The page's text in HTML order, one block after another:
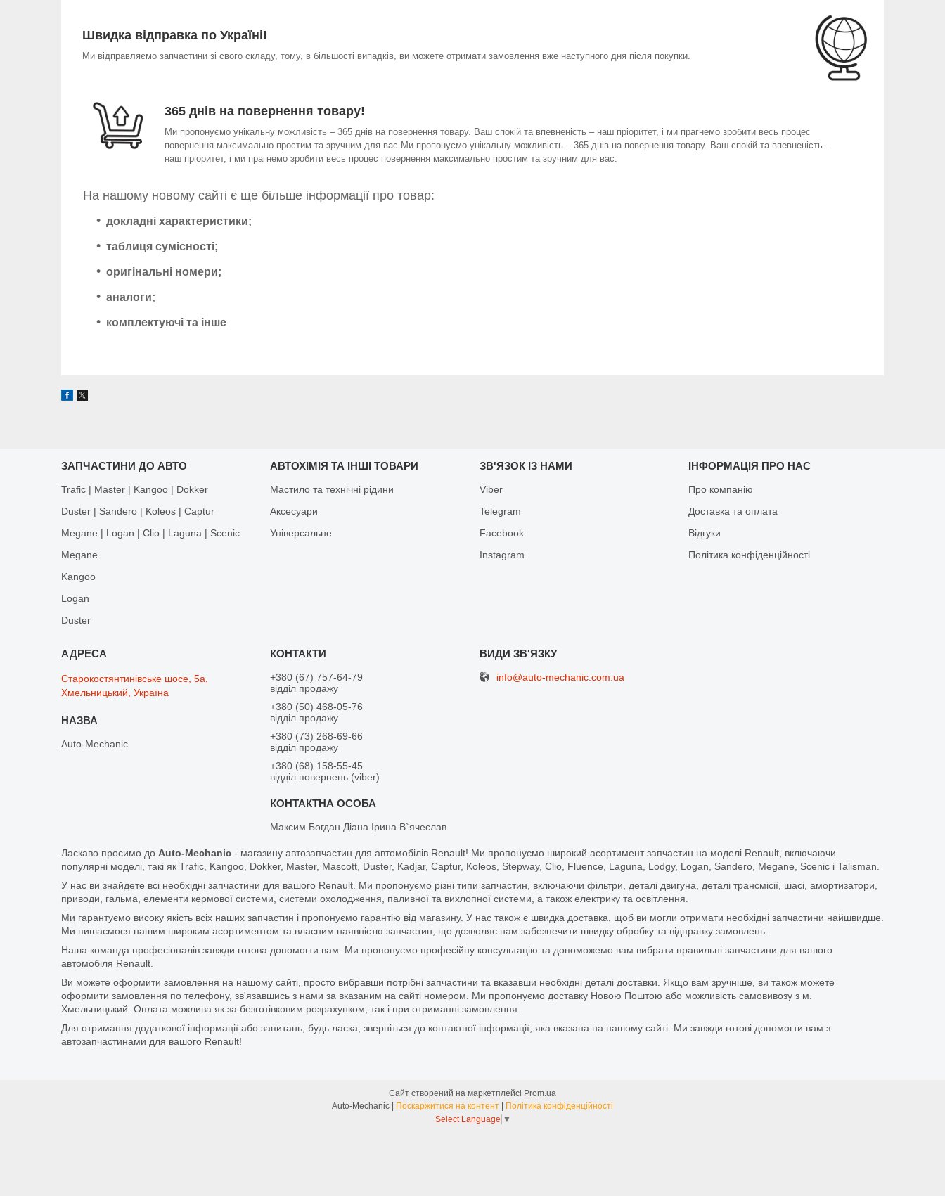
Швидка відправка по Україні!
Ми відправляємо запчастини зі свого складу, тому, в більшості випадків, ви можете отримати замовлення вже наступного дня після покупки.
365 днів на повернення товару!
Ми пропонуємо унікальну можливість – 365 днів на повернення товару. Ваш спокій та впевненість – наш пріоритет, і ми прагнемо зробити весь процес
повернення максимально простим та зручним для вас.Ми пропонуємо унікальну можливість – 365 днів на повернення товару. Ваш спокій та впевненість –
наш пріоритет, і ми прагнемо зробити весь процес повернення максимально простим та зручним для вас.
На нашому новому сайті є ще більше інформації про товар:
докладні характеристики;
таблиця сумісності;
оригінальні номери;
аналоги;
комплектуючі та інше
ЗАПЧАСТИНИ ДО АВТО
Trafic | Master | Kangoo | Dokker
Duster | Sandero | Koleos | Captur
Megane | Logan | Clio | Laguna | Scenic
Megane
Kangoo
Logan
Duster
АВТОХІМІЯ ТА ІНШІ ТОВАРИ
Мастило та технічні рідини
Аксесуари
Універсальне
ЗВ'ЯЗОК ІЗ НАМИ
Viber
Telegram
Facebook
Іnstagram
ІНФОРМАЦІЯ ПРО НАС
Про компанію
Доставка та оплата
Відгуки
Політика конфіденційності
Старокостянтинівське шосе, 5а,
Хмельницький, Україна
Auto-Mechanic
+380 (67) 757-64-79
відділ продажу
+380 (50) 468-05-76
відділ продажу
+380 (73) 268-69-66
відділ продажу
+380 (68) 158-55-45
відділ повернень (viber)
Максим Богдан Діана Ірина В`ячеслав
info@auto-mechanic.com.ua
Ласкаво просимо до Auto-Mechanic - магазину автозапчастин для автомобілів Renault! Ми пропонуємо широкий асортимент запчастин на моделі Renault, включаючи
популярні моделі, такі як Trafic, Kangoo, Dokker, Master, Mascott, Duster, Kadjar, Captur, Koleos, Stepway, Clio, Fluence, Laguna, Lodgy, Logan, Sandero, Megane, Scenic і Talisman.
У нас ви знайдете всі необхідні запчастини для вашого Renault. Ми пропонуємо різні типи запчастин, включаючи фільтри, деталі двигуна, деталі трансмісії, шасі, амортизатори,
приводи, гальма, елементи кермової системи, системи охолодження, паливної та вихлопної системи, а також електрику та освітлення.
Ми гарантуємо високу якість всіх наших запчастин і пропонуємо гарантію від магазину. У нас також є швидка доставка, щоб ви могли отримати необхідні запчастини найшвидше.
Ми пишаємося нашим широким асортиментом та власним наявністю запчастин, що дозволяє нам забезпечити швидку обробку та відправку замовлень.
Наша команда професіоналів завжди готова допомогти вам. Ми пропонуємо професійну консультацію та допоможемо вам вибрати правильні запчастини для вашого
автомобіля Renault.
Ви можете оформити замовлення на нашому сайті, просто вибравши потрібні запчастини та вказавши необхідні деталі доставки. Якщо вам зручніше, ви також можете
оформити замовлення по телефону, зв'язавшись з нами за вказаним на сайті номером. Ми пропонуємо доставку Новою Поштою або можливість самовивозу з м.
Хмельницький. Оплата можлива як за безготівковим розрахунком, так і при отриманні замовлення.
Для отримання додаткової інформації або запитань, будь ласка, зверніться до контактної інформації, яка вказана на нашому сайті. Ми завжди готові допомогти вам з
автозапчастинами для вашого Renault!
Сайт створений на маркетплейсі Prom.ua
Поскаржитися на контент
Політика конфіденційності
Select Language ▼